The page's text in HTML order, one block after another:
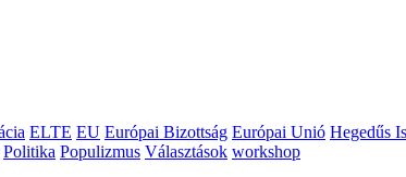
ELTE EU Európai Bizottság Európai Unió Hegedűs
Politika Populizmus Választások workshop